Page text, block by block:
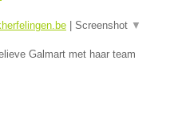
Screenshot ▼
Galmart met haar team